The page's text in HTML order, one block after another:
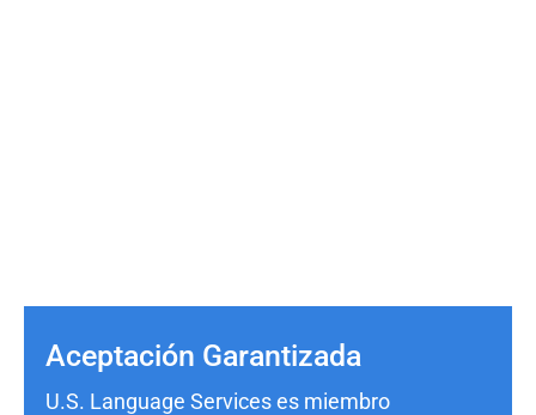
Aceptación Garantizada
U.S. Language Services es miembro